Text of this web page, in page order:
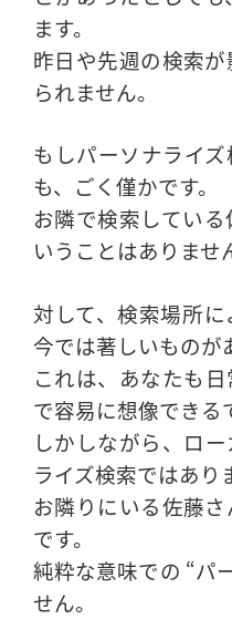
ます。
昨日や先週の検索
られません。
もしパーソナライ
も、ごく僅かです。
お隣で検索してい
いうことはありませ
対して、検索場所
今では著しいものが
これは、あなたも
で容易に想像できる
しかしながら、ロ
ライズ検索ではあり
お隣りにいる佐藤
です。
純粋な意味での “パ
せん。